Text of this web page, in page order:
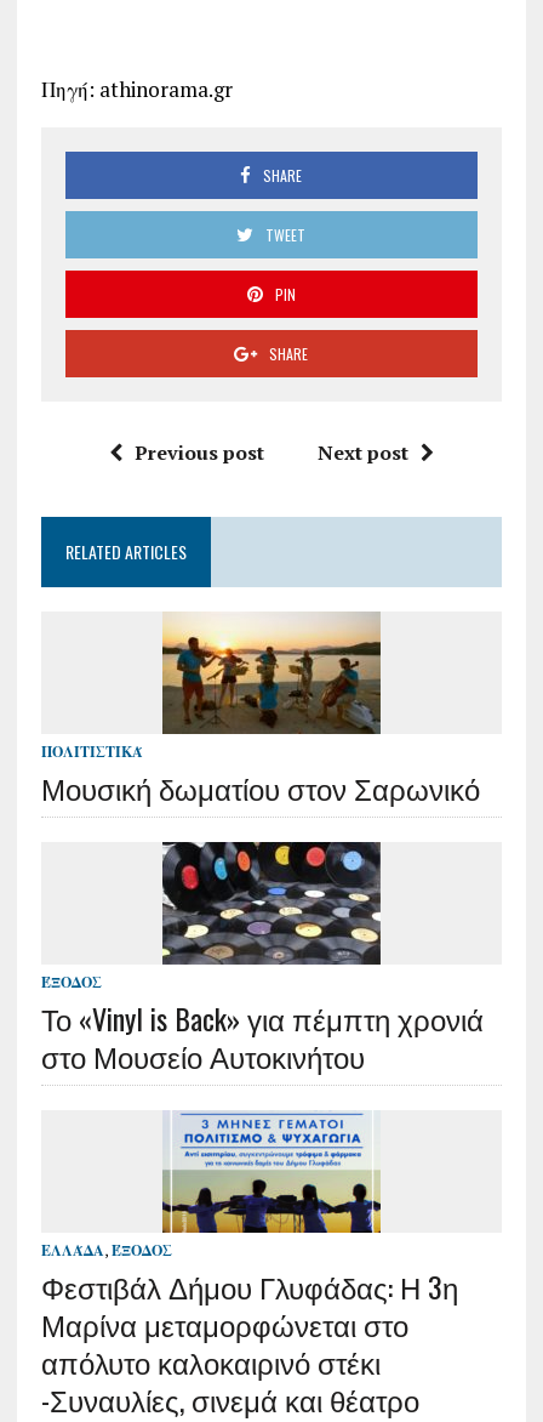
Πηγή: athinorama.gr
SHARE
TWEET
PIN
SHARE
Previous post Next post
RELATED ARTICLES
ΠΟΛΙΤΙΣΤΙΚΆ
Μουσική δωματίου στον Σαρωνικό
ΈΞΟΔΟΣ
Το «Vinyl is Back» για πέμπτη χρονιά
στο Μουσείο Αυτοκινήτου
ΕΛΛΆΔΑ, ΈΞΟΔΟΣ
Φεστιβάλ Δήμου Γλυφάδας: Η 3η
Μαρίνα μεταμορφώνεται στο
απόλυτο καλοκαιρινό στέκι
-Συναυλίες, σινεμά και θέατρο